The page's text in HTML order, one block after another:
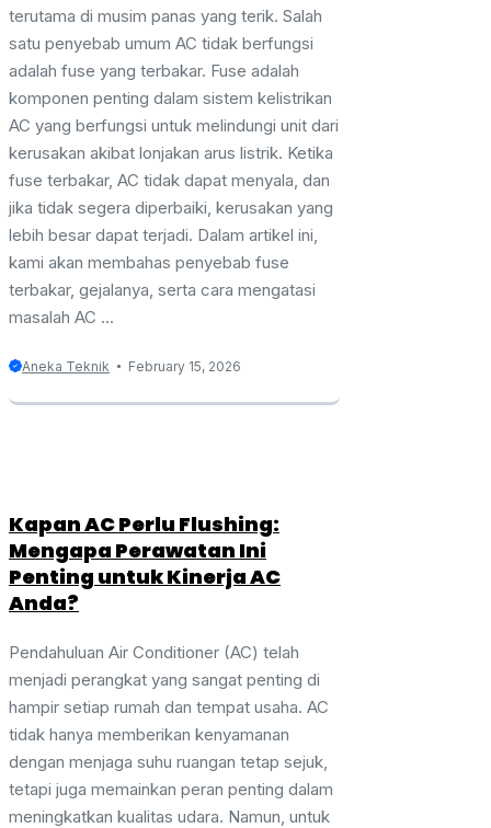
terutama di musim panas yang terik. Salah
satu penyebab umum AC tidak berfungsi
adalah fuse yang terbakar. Fuse adalah
komponen penting dalam sistem kelistrikan
AC yang berfungsi untuk melindungi unit dari
kerusakan akibat lonjakan arus listrik. Ketika
fuse terbakar, AC tidak dapat menyala, dan
jika tidak segera diperbaiki, kerusakan yang
lebih besar dapat terjadi. Dalam artikel ini,
kami akan membahas penyebab fuse
terbakar, gejalanya, serta cara mengatasi
masalah AC ...
Aneka Teknik February 15, 2026
Kapan AC Perlu Flushing:
Mengapa Perawatan Ini
Penting untuk Kinerja AC
Anda?
Pendahuluan Air Conditioner (AC) telah
menjadi perangkat yang sangat penting di
hampir setiap rumah dan tempat usaha. AC
tidak hanya memberikan kenyamanan
dengan menjaga suhu ruangan tetap sejuk,
tetapi juga memainkan peran penting dalam
meningkatkan kualitas udara. Namun, untuk